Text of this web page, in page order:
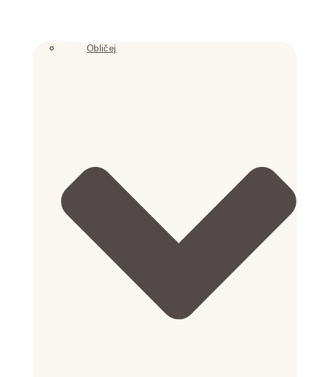
Obličej